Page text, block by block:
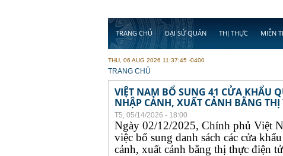
TRANG CHỦ ĐẠI SỨ QUÁN THỊ THỰC MIỄN
THU, 06 AUG 2026 11:37:45 -0400
YOU ARE HERE
TRANG CHỦ
VIỆT NAM BỔ SUNG 41 CỬA KHẨU
NHẬP CẢNH, XUẤT CẢNH BẰNG
T5, 05/14/2026 - 18:00
Ngày 02/12/2025, Chính phủ Việt
việc bổ sung danh sách các cửa
cảnh, xuất cảnh bằng thị thực điện